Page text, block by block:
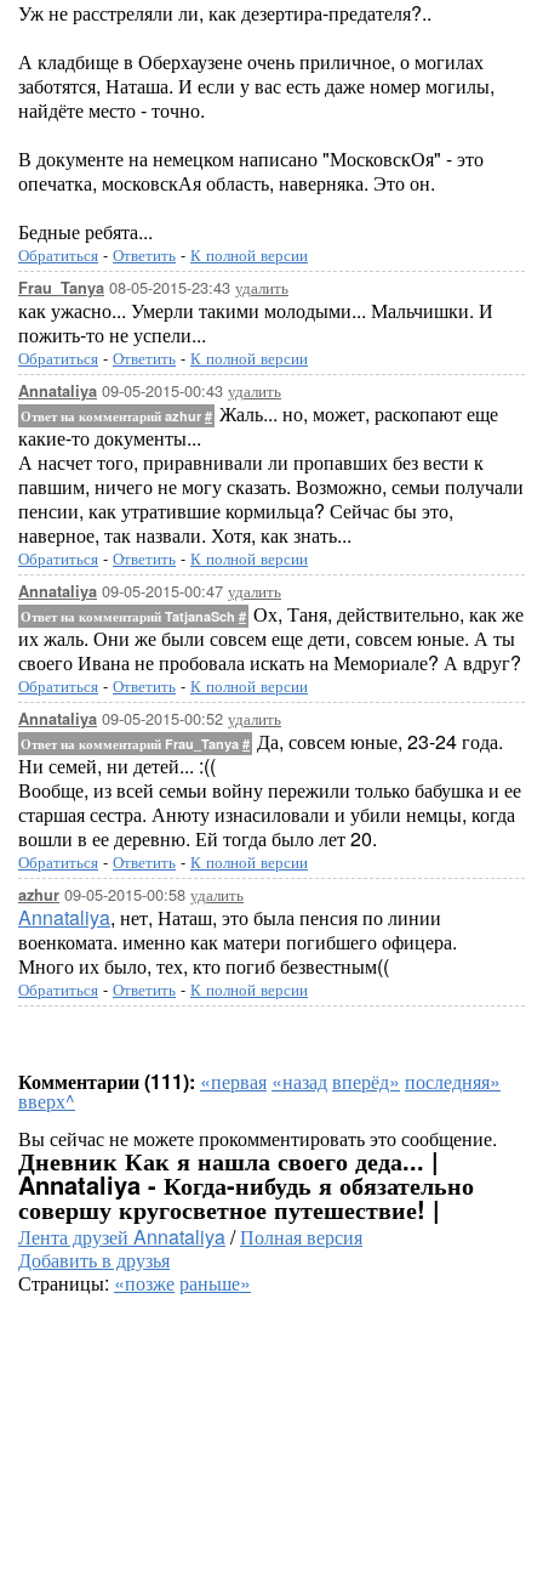
Уж не расстреляли ли, как дезертира-предателя?..
А кладбище в Оберхаузене очень приличное, о могилах
заботятся, Наташа. И если у вас есть даже номер могилы,
найдёте место - точно.
В документе на немецком написано "МосковскОя" - это
опечатка, московскАя область, наверняка. Это он.
Бедные ребята...
Обратиться - Ответить - К полной версии
Frau_Tanya 08-05-2015-23:43 удалить
как ужасно... Умерли такими молодыми... Мальчишки. И
пожить-то не успели...
Обратиться - Ответить - К полной версии
Annataliya 09-05-2015-00:43 удалить
Ответ на комментарий azhur # Жаль... но, может, раскопают еще
какие-то документы...
А насчет того, приравнивали ли пропавших без вести к
павшим, ничего не могу сказать. Возможно, семьи получали
пенсии, как утратившие кормильца? Сейчас бы это,
наверное, так назвали. Хотя, как знать...
Обратиться - Ответить - К полной версии
Annataliya 09-05-2015-00:47 удалить
Ответ на комментарий TatjanaSch # Ох, Таня, действительно, как же
их жаль. Они же были совсем еще дети, совсем юные. А ты
своего Ивана не пробовала искать на Мемориале? А вдруг?
Обратиться - Ответить - К полной версии
Annataliya 09-05-2015-00:52 удалить
Ответ на комментарий Frau_Tanya # Да, совсем юные, 23-24 года.
Ни семей, ни детей... :((
Вообще, из всей семьи войну пережили только бабушка и ее
старшая сестра. Анюту изнасиловали и убили немцы, когда
вошли в ее деревню. Ей тогда было лет 20.
Обратиться - Ответить - К полной версии
azhur 09-05-2015-00:58 удалить
Annataliya, нет, Наташ, это была пенсия по линии
военкомата. именно как матери погибшего офицера.
Много их было, тех, кто погиб безвестным((
Обратиться - Ответить - К полной версии
Комментарии (111): «первая «назадвперёд» последняя»
вверх^
Вы сейчас не можете прокомментировать это сообщение.
Дневник Как я нашла своего деда... |
Annataliya - Когда-нибудь я обязательно
совершу кругосветное путешествие! |
Лента друзей Annataliya/Полная версия
Добавить в друзья
Страницы: «позжераньше»